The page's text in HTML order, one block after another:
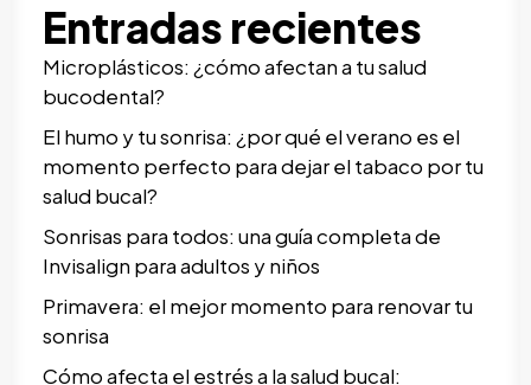
Entradas recientes
Microplásticos: ¿cómo afectan a tu salud
bucodental?
El humo y tu sonrisa: ¿por qué el verano es el
momento perfecto para dejar el tabaco por tu
salud bucal?
Sonrisas para todos: una guía completa de
Invisalign para adultos y niños
Primavera: el mejor momento para renovar tu
sonrisa
Cómo afecta el estrés a la salud bucal: